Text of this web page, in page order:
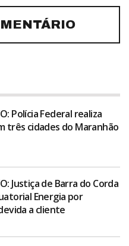
Polícia Federal realiza
três cidades do Maranhão
Justiça de Barra do Corda
Energia por
a cliente